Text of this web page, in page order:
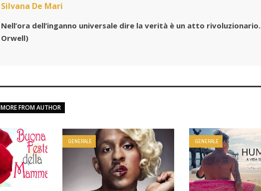
Silvana De Mari
Nell’ora dell’inganno universale dire la verità è un atto rivoluzionario.
Orwell)
MORE FROM AUTHOR
GENERALE GENERALE